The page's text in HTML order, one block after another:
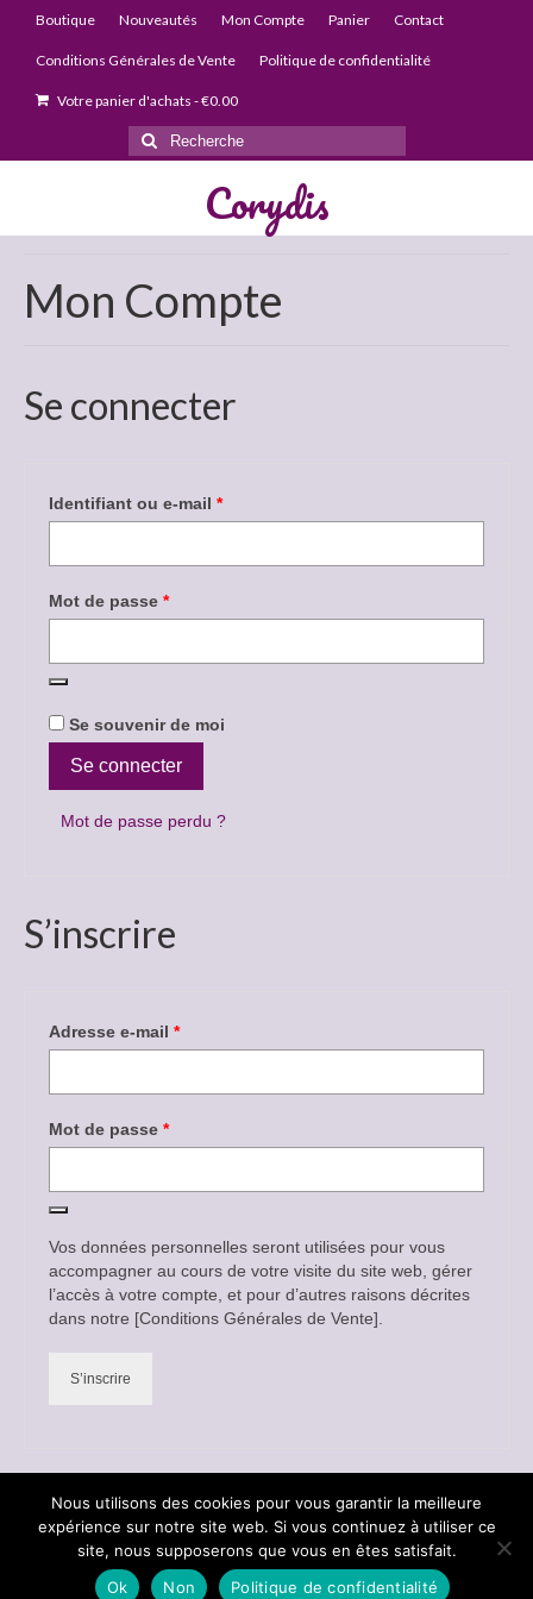
Boutique Nouveautés Mon Compte Panier Contact
Conditions Générales de Vente Politique de confidentialité
Votre panier d'achats -€0.00
Rechercher
:
Corydis
Mon Compte
Se connecter
Identifiant ou e-mail *Obligatoire
Mot de passe *Obligatoire
Se souvenir de moi
Se connecter
Mot de passe perdu ?
S’inscrire
Adresse e-mail *Obligatoire
Mot de passe *Obligatoire
Vos données personnelles seront utilisées pour vous
accompagner au cours de votre visite du site web, gérer
l’accès à votre compte, et pour d’autres raisons décrites
dans notre [Conditions Générales de Vente].
S’inscrire
© 2026 Corydis
Nous utilisons des cookies pour vous garantir la meilleure
expérience sur notre site web. Si vous continuez à utiliser ce
site, nous supposerons que vous en êtes satisfait.
Ok
Non Politique de confidentialité